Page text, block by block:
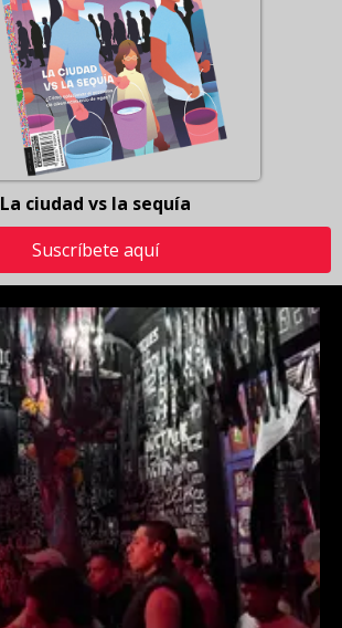
La ciudad vs la sequía
Suscríbete aquí